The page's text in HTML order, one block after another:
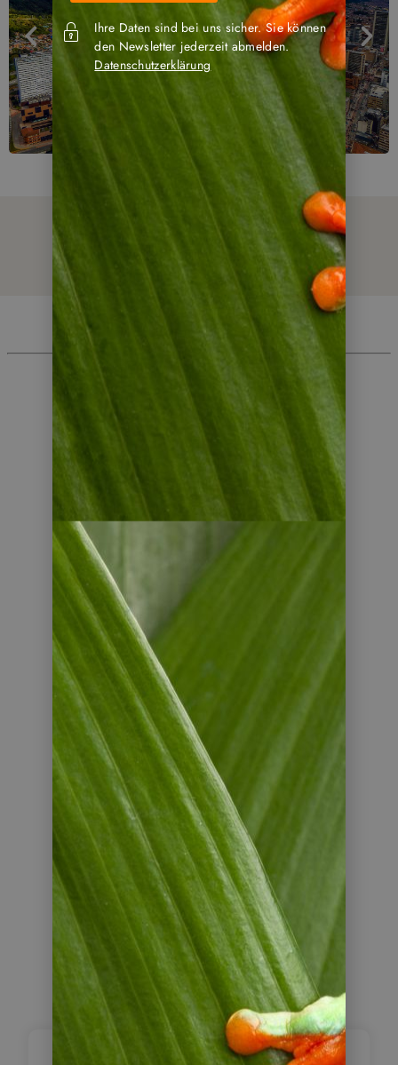
Ihre Reiseroute
Reiseverlauf
Ihre Daten sind bei uns sicher. Sie können
den Newsletter jederzeit abmelden.
Datenschutzerklärung